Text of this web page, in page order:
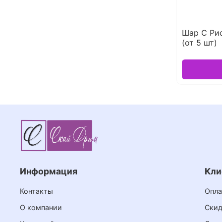
Шар С
(от 5 шт)
Информация
Контакты
О компании